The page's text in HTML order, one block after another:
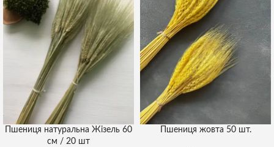
Пшениця натуральна Жізель 60
см / 20 шт
Пшениця жовта 50 шт.